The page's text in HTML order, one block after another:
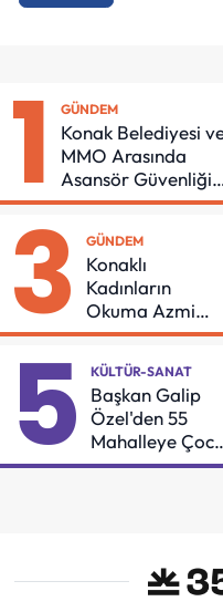
1 GÜNDEM
Konak Belediyesi
MMO Arasında
Asansör Güvenliği
İçin Önemli
3 GÜNDEM
Konaklı
Kadınların
Okuma Azmi
Örnek Oldu
5 KÜLTÜR-SANAT
Başkan Galip
Özel'den 55
Mahalleye
Şenliği